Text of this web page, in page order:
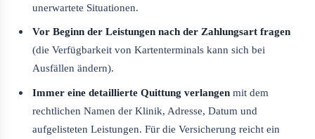
unerwartete Situationen.
Vor Beginn der Leistungen nach der Zahlungsart fragen
(die Verfügbarkeit von Kartenterminals kann sich bei
Ausfällen ändern).
Immer eine detaillierte Quittung verlangen mit dem
rechtlichen Namen der Klinik, Adresse, Datum und
aufgelisteten Leistungen. Für die Versicherung reicht ein